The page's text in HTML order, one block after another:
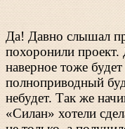
Да! Давно слышал
похоронили проект.
наверное тоже
полноприводный
небудет. Так же
«Силан» хотели